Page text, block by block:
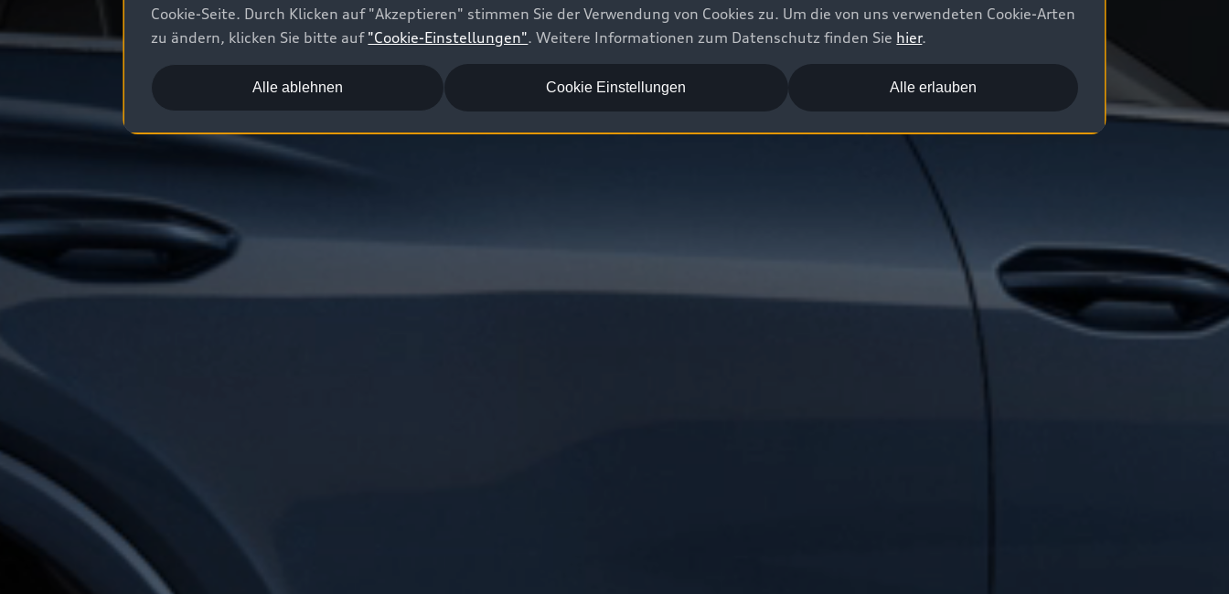
Cookie-Seite. Durch Klicken auf "Akzeptieren" stimmen Sie der Verwendung von Cookies zu. Um die von uns verwendeten Cookie-Arten
zu ändern, klicken Sie bitte auf "Cookie-Einstellungen". Weitere Informationen zum Datenschutz finden Sie hier.
Alle erlauben
Alle ablehnen Cookie Einstellungen